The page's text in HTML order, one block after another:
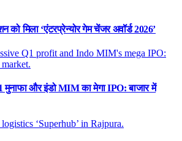
को मिला ‘एंटरप्रेन्योर गेम चेंजर अवॉर्ड 2026’
मुनाफा और इंडो MIM का मेगा IPO: बाजार में